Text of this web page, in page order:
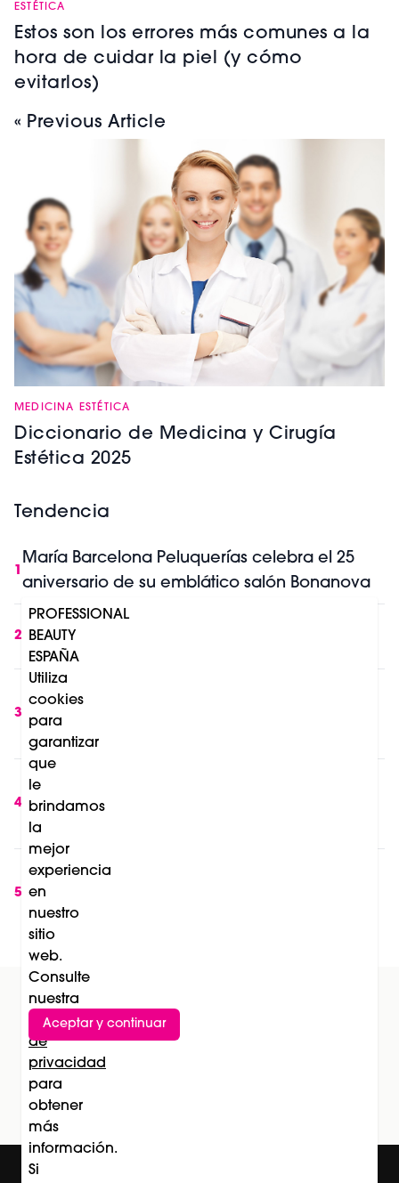
ESTÉTICA
Estos son los errores más comunes a la
hora de cuidar la piel (y cómo
evitarlos)
« Previous Article
MEDICINA ESTÉTICA
Diccionario de Medicina y Cirugía
Estética 2025
Tendencia
1
María Barcelona Peluquerías celebra el 25
aniversario de su emblático salón Bonanova
2
IA y belleza profesional: lo que cambia en
Europa a partir de Agosto 2026
3
Mercado profesional del cuidado capilar:
crecimiento impulsado por el consumo en
salón y el retail
4
Los premios Professional Beauty Salon
International Barcelona 2027 incorporan
nuevas categorías en peluquería
5
Soleil de La Biosthétique: el lanzamiento que
transforma la protección solar en una
experiencia de belleza
Suscríbete al newsletter
PROFESSIONAL
BEAUTY
ESPAÑA
Utiliza
cookies
para
garantizar
que
le
brindamos
la
mejor
experiencia
en
nuestro
sitio
web.
Consulte
nuestra
Política
de
privacidad
para
obtener
más
información.
Si
Aceptar y continuar